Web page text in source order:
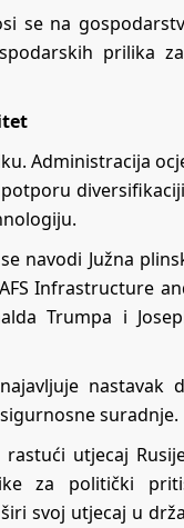
se na
prilika
Administracija
navodi Južna
Infrastructure
Trumpa i
nastavak
suradnje.
utjecaj
za politički
svoj utjecaj u